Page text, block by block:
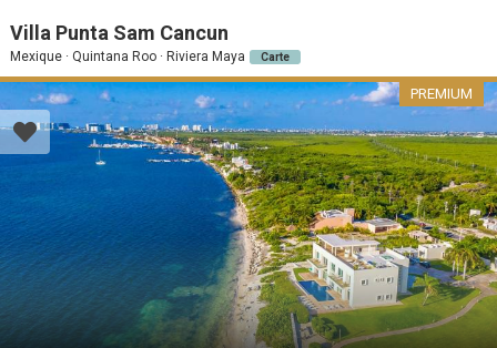
Villa Punta Sam Cancun
Mexique · Quintana Roo · Riviera Maya Carte
PREMIUM